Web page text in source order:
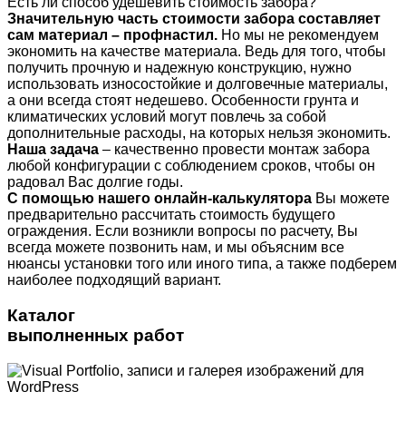
Значительную часть стоимости забора составляет
сам материал – профнастил. Но мы не рекомендуем
экономить на качестве материала. Ведь для того, чтобы
получить прочную и надежную конструкцию, нужно
использовать износостойкие и долговечные материалы,
а они всегда стоят недешево. Особенности грунта и
климатических условий могут повлечь за собой
дополнительные расходы, на которых нельзя экономить.
Наша задача – качественно провести монтаж забора
любой конфигурации с соблюдением сроков, чтобы он
радовал Вас долгие годы.
С помощью нашего онлайн-калькулятора Вы можете
предварительно рассчитать стоимость будущего
ограждения. Если возникли вопросы по расчету, Вы
всегда можете позвонить нам, и мы объясним все
нюансы установки того или иного типа, а также подберем
наиболее подходящий вариант.
Каталог
выполненных работ